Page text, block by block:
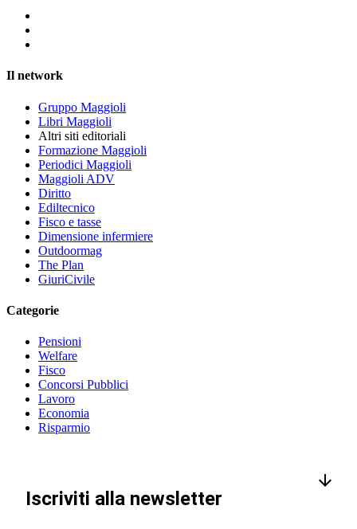
Il network
Gruppo Maggioli
Libri Maggioli
Altri siti editoriali
Formazione Maggioli
Periodici Maggioli
Maggioli ADV
Diritto
Ediltecnico
Fisco e tasse
Dimensione infermiere
Outdoormag
The Plan
GiuriCivile
Categorie
Pensioni
Welfare
Fisco
Concorsi Pubblici
Lavoro
Economia
Risparmio
Iscriviti alla newsletter